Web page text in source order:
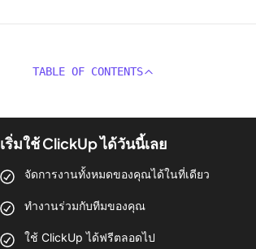
TABLE OF CONTENTS
เริ่มใช้ ClickUp ได้วันนี้เลย
จัดการงานทั้งหมดของคุณได้ในที่เดียว
ทำงานร่วมกับทีมของคุณ
ใช้ ClickUp ได้ฟรีตลอดไป